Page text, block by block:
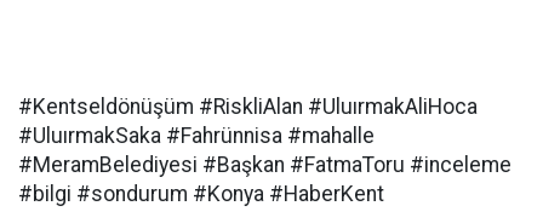
#Kentseldönüşüm #RiskliAlan #UluırmakAliHoca
#UluırmakSaka #Fahrünnisa #mahalle
#MeramBelediyesi #Başkan #FatmaToru #inceleme
#bilgi #sondurum #Konya #HaberKent